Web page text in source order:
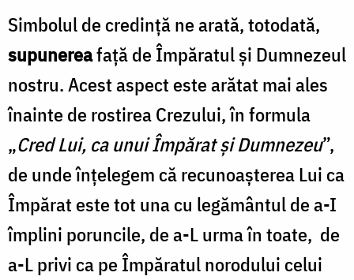
Simbolul de credință ne arată, totodată,
supunereafață de Împăratul și Dumnezeul
nostru. Acest aspect este arătat mai ales
înainte de rostirea Crezului, în formula
„Cred Lui, ca unui Împărat și Dumnezeu”,
de unde înțelegem că recunoașterea Lui ca
Împărat este tot una cu legământul de a-I
împlini poruncile, de a-L urma în toate, de
a-L privi ca pe Împăratul norodului celui